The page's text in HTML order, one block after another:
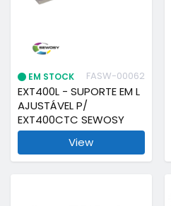
EM STOCK FASW-00062
EXT400L - SUPORTE EM L
AJUSTÁVEL P/
EXT400CTC SEWOSY
View